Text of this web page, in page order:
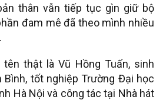
thân vẫn tiếp tục gìn giữ bộ
đam mê đã theo mình nhiều
tên thật là Vũ Hồng Tuấn, sinh
Bình, tốt nghiệp Trường Đại học
Hà Nội và công tác tại Nhà hát